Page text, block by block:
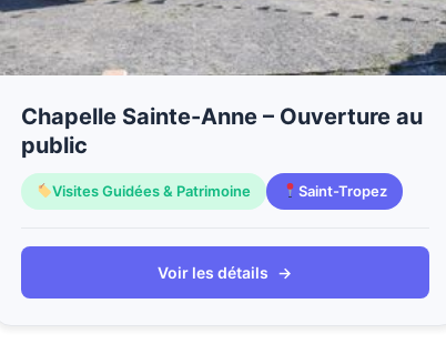
Chapelle Sainte-Anne – Ouverture au
public
Visites Guidées & Patrimoine Saint-Tropez
Voir les détails →